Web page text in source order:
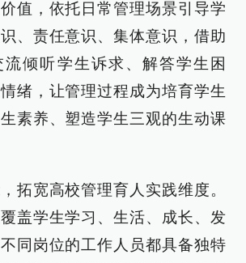
值，依托日常管理场景引导学
、责任意识、集体意识，借助
倾听学生诉求、解答学生困
绪，让管理过程成为培育学生
素养、塑造学生三观的生动课
拓宽高校管理育人实践维度。
盖学生学习、生活、成长、发
同岗位的工作人员都具备独特